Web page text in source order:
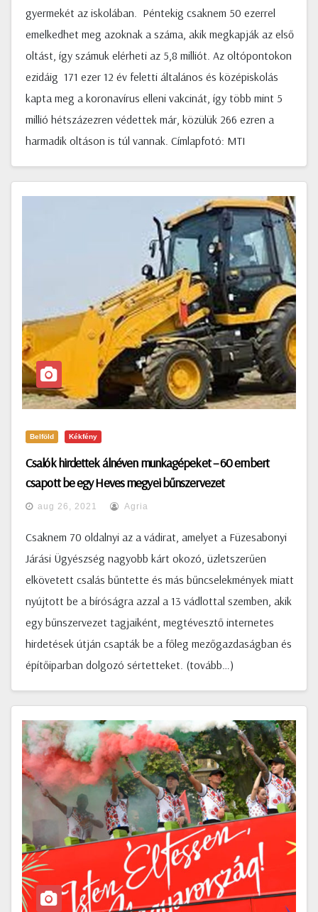
gyermekét az iskolában. Péntekig csaknem 50 ezerrel
emelkedhet meg azoknak a száma, akik megkapják az első
oltást, így számuk elérheti az 5,8 milliót. Az oltópontokon
ezidáig 171 ezer 12 év feletti általános és középiskolás
kapta meg a koronavírus elleni vakcinát, így több mint 5
millió hétszázezren védettek már, közülük 266 ezren a
harmadik oltáson is túl vannak. Címlapfotó: MTI
Belföld Kékfény
Csalók hirdettek álnéven munkagépeket – 60 embert
csapott be egy Heves megyei bűnszervezet
aug 26, 2021 Agria
Csaknem 70 oldalnyi az a vádirat, amelyet a Füzesabonyi
Járási Ügyészség nagyobb kárt okozó, üzletszerűen
elkövetett csalás bűntette és más bűncselekmények miatt
nyújtott be a bíróságra azzal a 13 vádlottal szemben, akik
egy bűnszervezet tagjaiként, megtévesztő internetes
hirdetések útján csapták be a főleg mezőgazdaságban és
építőiparban dolgozó sértetteket. (tovább…)